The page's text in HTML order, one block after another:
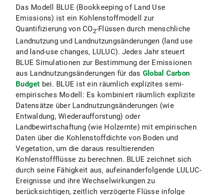
Das Modell BLUE (Bookkeeping of Land Use
Emissions) ist ein Kohlenstoffmodell zur
Quantifizierung von CO2-Flüssen durch menschliche
Landnutzung und Landnutzungsänderungen (land use
and land-use changes, LULUC). Jedes Jahr steuert
BLUE Simulationen zur Bestimmung der Emissionen
aus Landnutzungsänderungen für das Global Carbon
Budget bei. BLUE ist ein räumlich explizites semi-
empirisches Modell: Es kombiniert räumlich explizite
Datensätze über Landnutzungsänderungen (wie
Entwaldung, Wiederaufforstung) oder
Landbewirtschaftung (wie Holzernte) mit empirischen
Daten über die Kohlenstoffdichte von Boden und
Vegetation, um die daraus resultierenden
Kohlenstoffflüsse zu berechnen. BLUE zeichnet sich
durch seine Fähigkeit aus, aufeinanderfolgende LULUC-
Ereignisse und ihre Wechselwirkungen zu
berücksichtigen, zeitlich verzögerte Flüsse infolge